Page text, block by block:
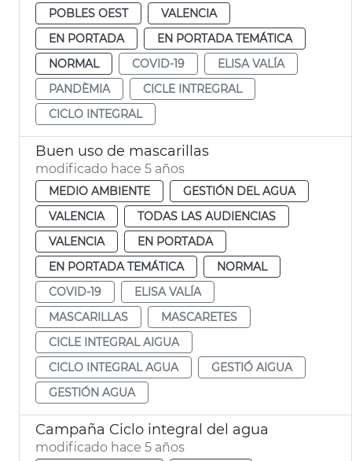
POBLES OEST
VALENCIA
EN PORTADA
EN PORTADA TEMÁTICA
NORMAL
COVID-19
ELISA VALÍA
PANDÈMIA
CICLE INTREGRAL
CICLO INTEGRAL
Buen uso de mascarillas
modificado hace 5 años
MEDIO AMBIENTE
GESTIÓN DEL AGUA
VALENCIA
TODAS LAS AUDIENCIAS
VALENCIA
EN PORTADA
EN PORTADA TEMÁTICA
NORMAL
COVID-19
ELISA VALÍA
MASCARILLAS
MASCARETES
CICLE INTEGRAL AIGUA
CICLO INTEGRAL AGUA
GESTIÓ AIGUA
GESTIÓN AGUA
Campaña Ciclo integral del agua
modificado hace 5 años